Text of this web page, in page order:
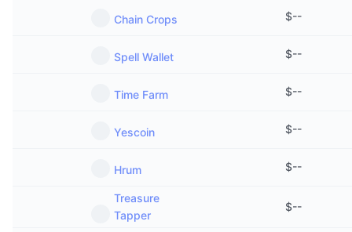
Chain Crops $--
Spell Wallet $--
Time Farm $--
Yescoin $--
Hrum $--
Treasure
Tapper
$--